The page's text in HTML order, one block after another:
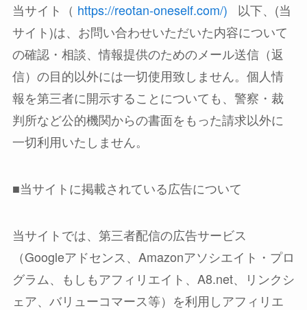
当サイト（ https://reotan-oneself.com/) 以下、(当
サイト)は、お問い合わせいただいた内容について
の確認・相談、情報提供のためのメール送信（返
信）の目的以外には一切使用致しません。個人情
報を第三者に開示することについても、警察・裁
判所など公的機関からの書面をもった請求以外に
一切利用いたしません。
■当サイトに掲載されている広告について
当サイトでは、第三者配信の広告サービス
（Googleアドセンス、Amazonアソシエイト・プロ
グラム、もしもアフィリエイト、A8.net、リンクシ
ェア、バリューコマース等）を利用しアフィリエ